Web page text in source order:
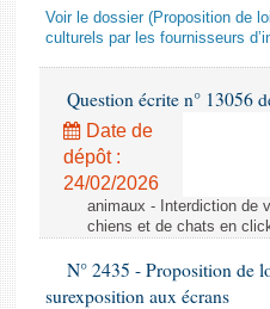
Voir le dossier (Proposition de
culturels par les fournisseurs
Question écrite n° 13056
Date de
dépôt :
24/02/2026
animaux - Interdiction de
chiens et de chats en
N° 2435 - Proposition de
surexposition aux écrans